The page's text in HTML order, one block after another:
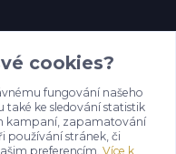
cookies?
fungování našeho
také ke sledování statistik
kampaní, zapamatování
používání stránek, či
preferencím. Více k